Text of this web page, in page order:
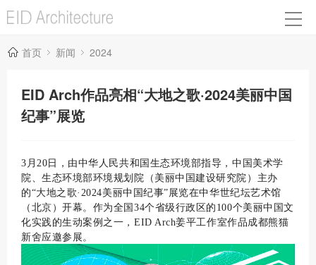
首页 新闻 2024
EID Arch作品亮相“大地之歌·2024美丽中国
纪事”展览
3月20日，由中华人民共和国生态环境部指导，中国美术学
院、生态环境部环境规划院（美丽中国建设研究院）主办
的“大地之歌·2024美丽中国纪事”展览在中华世纪坛艺术馆
（北京）开幕。作为全国34个省级行政区的100个美丽中国文
化实践的生动案例之一，EID Arch姜平工作室作品成都熊猫
新舍应邀参展。